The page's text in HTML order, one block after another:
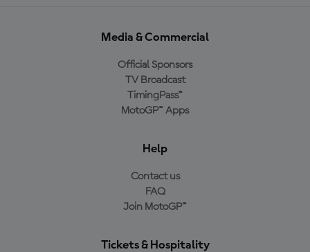
Media & Commercial
Official Sponsors
TV Broadcast
TimingPass™
MotoGP™ Apps
Help
Contact us
FAQ
Join MotoGP™
Tickets & Hospitality